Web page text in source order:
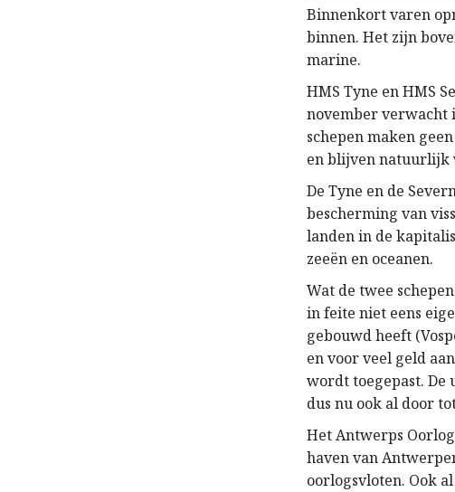
Binnenkort varen
binnen. Het zijn
marine.
HMS Tyne en HMS
november verwacht
schepen maken
en blijven natuurlijk
De Tyne en de
bescherming van
landen in de
zeeën en oceanen.
Wat de twee
in feite niet eens
gebouwd heeft
en voor veel geld
wordt toegepast.
dus nu ook al door
Het Antwerps
haven van
oorlogsvloten. Ook